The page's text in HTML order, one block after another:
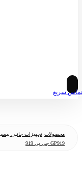
تماس سریع
محصولات تجهیزات جانبی
GP919 جی پی 919